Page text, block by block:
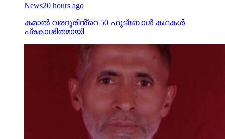
News20 hours ago
കമാൽ വരദൂരിൻ്റെ 50 ഫുട്ബോൾ കഥകൾ
പ്രകാശിതമായി